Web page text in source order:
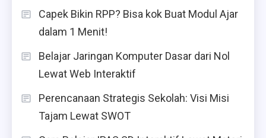
Capek Bikin RPP? Bisa kok Buat Modul Ajar
dalam 1 Menit!
Belajar Jaringan Komputer Dasar dari Nol
Lewat Web Interaktif
Perencanaan Strategis Sekolah: Visi Misi
Tajam Lewat SWOT